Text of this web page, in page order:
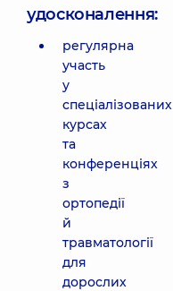
удосконалення:
регулярна
участь
у
спеціалізованих
курсах
та
конференціях
з
ортопедії
й
травматології
для
дорослих